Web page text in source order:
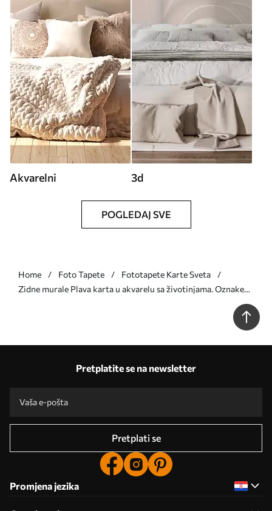
Akvarelni 3d
POGLEDAJ SVE
Home Foto Tapete
Fototapete Karte Sveta
Zidne murale Plava karta u akvarelu sa životinjama. Oznake
Pretplatite se na newsletter
Pretplati se
Promjena jezika